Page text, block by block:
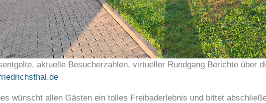
aktuelle Besucherzahlen, virtueller Rundgang Berichte über
wünscht allen Gästen ein tolles Freibaderlebnis und bittet